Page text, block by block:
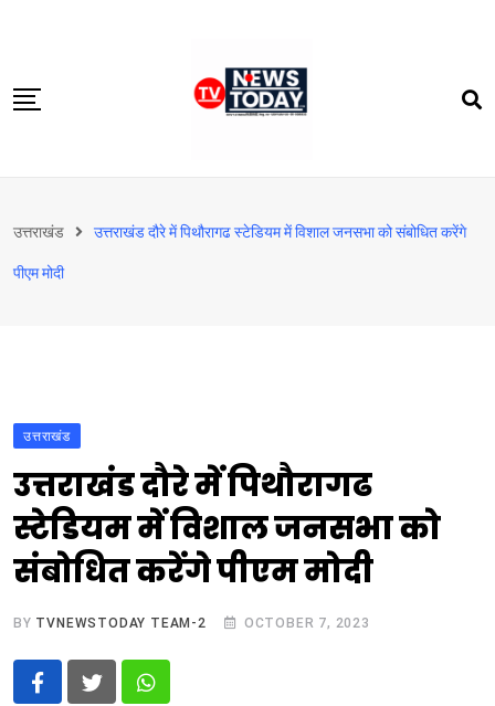
content
दिल्‍ली-एनसीआर
उत्तराखंड
बिजनेस
विदेश
उत्तराखंड उत्तराखंड दौरे में पिथौरागढ स्टेडियम में विशाल जनसभा को संबोधित करेंगे
पीएम मोदी
उत्तराखंड
उत्तराखंड दौरे में पिथौरागढ
स्टेडियम में विशाल जनसभा को
संबोधित करेंगे पीएम मोदी
BY TVNEWSTODAY TEAM-2 OCTOBER 7, 2023
Whatsapp